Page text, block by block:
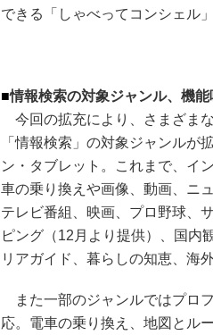
できる「しゃべってコンシェル
■情報検索の対象ジャンル、機
今回の拡充により、さまざま
「情報検索」の対象ジャンルが
ン・タブレット。これまで、イ
車の乗り換えや画像、動画、ニ
テレビ番組、映画、プロ野球、
ピング（12月より提供）、国内
リアガイド、暮らしの知恵、海
また一部のジャンルではプロ
応。電車の乗り換え、地図とル